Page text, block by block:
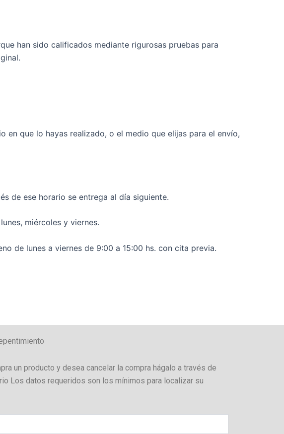
han sido calificados mediante rigurosas pruebas para
que lo hayas realizado, o el medio que elijas para el envío,
de ese horario se entrega al día siguiente.
miércoles y viernes.
de lunes a viernes de 9:00 a 15:00 hs. con cita previa.
un producto y desea cancelar la compra hágalo a través de
Los datos requeridos son los mínimos para localizar su